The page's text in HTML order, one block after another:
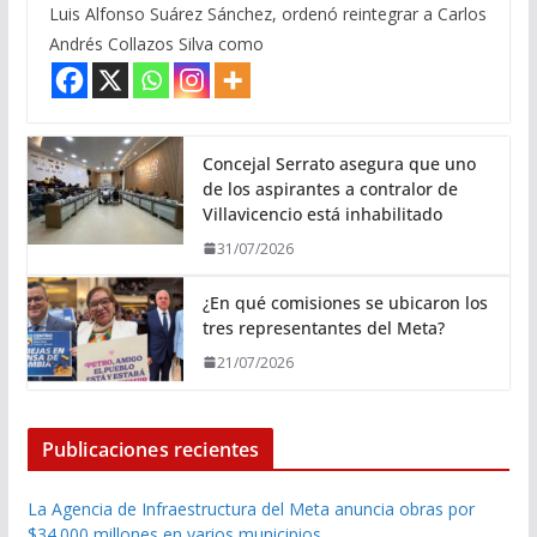
Luis Alfonso Suárez Sánchez, ordenó reintegrar a Carlos
Andrés Collazos Silva como
Concejal Serrato asegura que uno
de los aspirantes a contralor de
Villavicencio está inhabilitado
31/07/2026
¿En qué comisiones se ubicaron los
tres representantes del Meta?
21/07/2026
Publicaciones recientes
La Agencia de Infraestructura del Meta anuncia obras por